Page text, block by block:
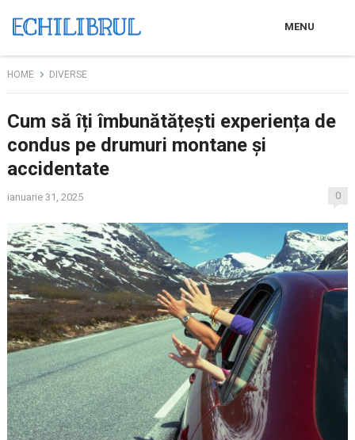
MENU
HOME DIVERSE
Cum să îți îmbunătățești experiența de
condus pe drumuri montane și
accidentate
ianuarie 31, 2025 0